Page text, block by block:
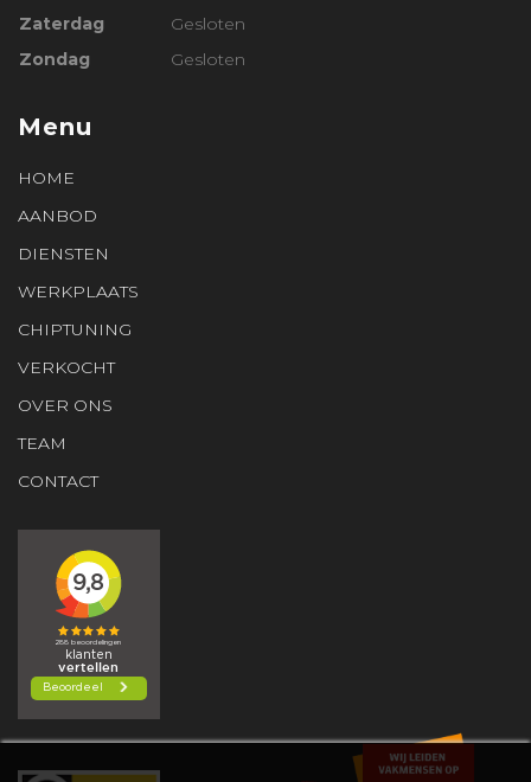
Zaterdag
Gesloten
Zondag
Gesloten
Menu
HOME
AANBOD
DIENSTEN
WERKPLAATS
CHIPTUNING
VERKOCHT
OVER ONS
TEAM
CONTACT